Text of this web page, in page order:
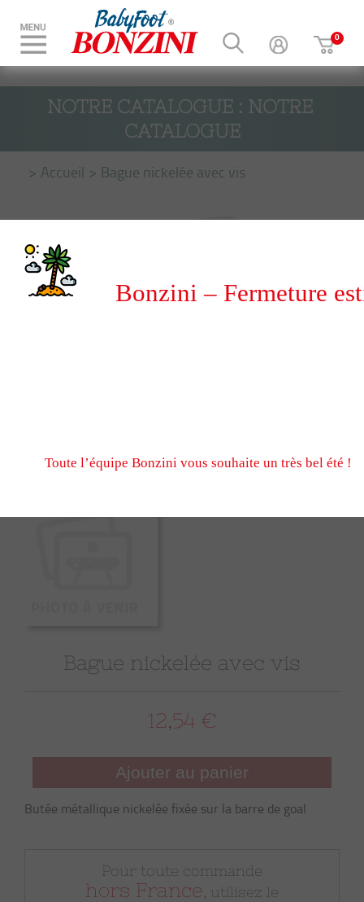
NOTRE CATALOGUE : NOTRE
CATALOGUE
Accueil Bague nickelée avec vis
Bague nickelée avec vis
12,54 €
Ajouter au panier
Butée métallique nickelée fixée sur la barre de goal
Pour toute commande
hors France , utilisez le
Bonzini – Fermeture
Toute l’équipe Bonzini vous souhaite un très bel été !